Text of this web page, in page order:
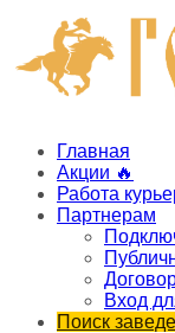
Главная
Акции 🔥
Работа
Партнерам
Вход
Поиск